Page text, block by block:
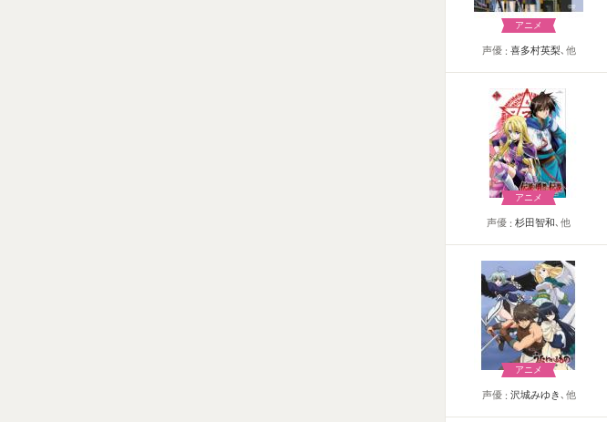
アニメ
声優 喜多村英梨､他
アニメ
声優 杉田智和､他
アニメ
声優 沢城みゆき､他